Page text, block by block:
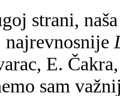
strani,
najrevnosnije
E.
sam